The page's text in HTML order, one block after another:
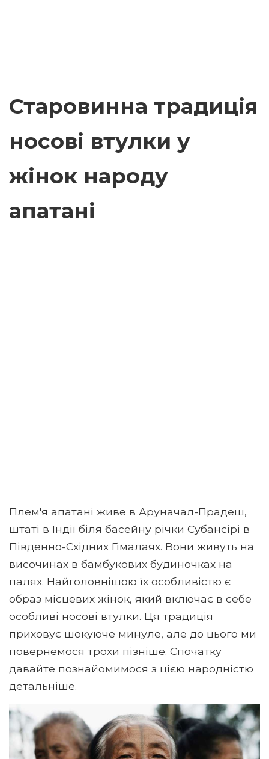
Старовинна традиція
носові втулки у
жінок народу
апатані
Плем'я апатані живе в Аруначал-Прадеш,
штаті в Індії біля басейну річки Субансірі в
Південно-Східних Гімалаях. Вони живуть на
височинах в бамбукових будиночках на
палях. Найголовнішою їх особливістю є
образ місцевих жінок, який включає в себе
особливі носові втулки. Ця традиція
приховує шокуюче минуле, але до цього ми
повернемося трохи пізніше. Спочатку
давайте познайомимося з цією народністю
детальніше.